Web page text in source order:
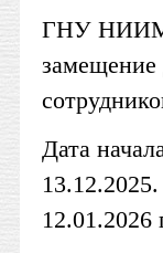
ГНУ
Дата
12.01.2026